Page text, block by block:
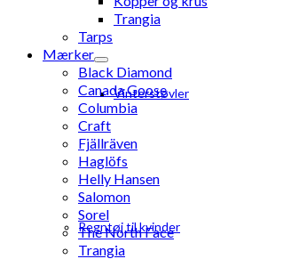
Vinterstøvler
Regntøj til kvinder
Trangia
Tarps
Mærker
Black Diamond
Canada Goose
Columbia
Craft
Fjällräven
Haglöfs
Helly Hansen
Salomon
Sorel
The North Face
Trangia